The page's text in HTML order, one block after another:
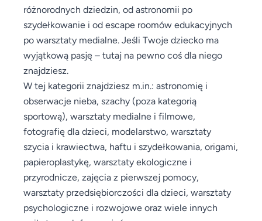
różnorodnych dziedzin, od astronomii po
szydełkowanie i od escape roomów edukacyjnych
po warsztaty medialne. Jeśli Twoje dziecko ma
wyjątkową pasję – tutaj na pewno coś dla niego
znajdziesz.
W tej kategorii znajdziesz m.in.: astronomię i
obserwacje nieba, szachy (poza kategorią
sportową), warsztaty medialne i filmowe,
fotografię dla dzieci, modelarstwo, warsztaty
szycia i krawiectwa, haftu i szydełkowania, origami,
papieroplastykę, warsztaty ekologiczne i
przyrodnicze, zajęcia z pierwszej pomocy,
warsztaty przedsiębiorczości dla dzieci, warsztaty
psychologiczne i rozwojowe oraz wiele innych